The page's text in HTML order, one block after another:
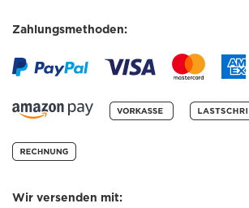
Zahlungsmethoden:
Wir versenden mit: